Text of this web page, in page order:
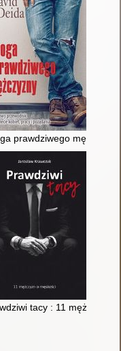
a siła
prawdziwego
polskich snajperów
tacy : 11 mężczyzn